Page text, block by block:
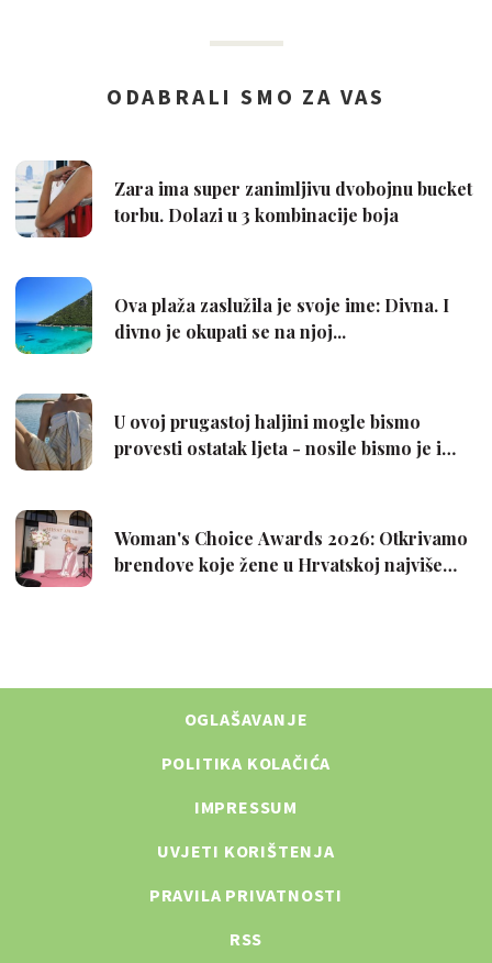
OGLAŠAVANJE
POLITIKA KOLAČIĆA
IMPRESSUM
UVJETI KORIŠTENJA
PRAVILA PRIVATNOSTI
RSS